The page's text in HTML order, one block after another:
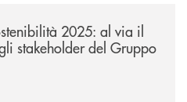
2025: al via il
stakeholder del Gruppo